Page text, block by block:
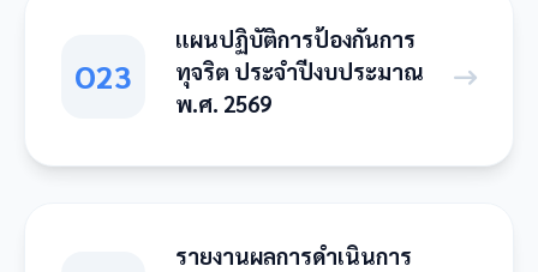
O23
แผนปฏิบัติการป้องกันการ
ทุจริต ประจำปีงบประมาณ
พ.ศ. 2569
รายงานผลการดำเนินการ